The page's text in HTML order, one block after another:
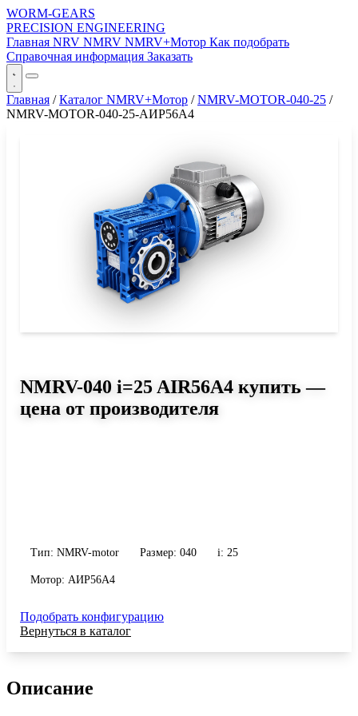
WORM-GEARS
PRECISION ENGINEERING
Главная NRV NMRV NMRV+Мотор Как подобрать
Справочная информация Заказать
Главная / Каталог NMRV+Мотор / NMRV-MOTOR-040-25 /
NMRV-MOTOR-040-25-АИР56A4
NMRV-040 i=25 AIR56A4 купить —
цена от производителя
Тип: NMRV-motor Размер: 040 i: 25
Мотор: АИР56A4
Подобрать конфигурацию
Вернуться в каталог
Описание